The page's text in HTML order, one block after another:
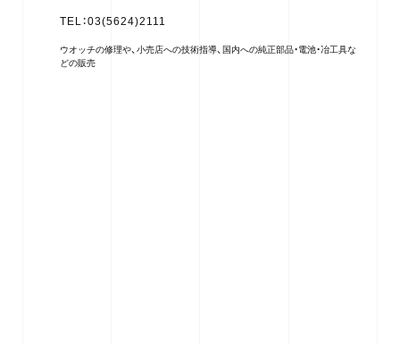
TEL：03(5624)2111
ウオッチの修理や、小売店への技術指導、国内への純正部品・電池・冶工具な
どの販売